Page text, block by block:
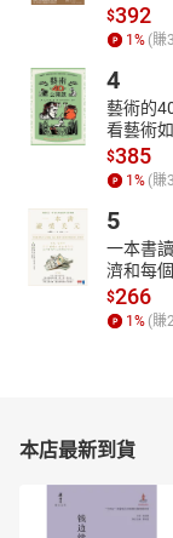
$392
1% (賺3
4
藝術的
看藝術
$385
1% (賺3
5
一本書
濟和每
$266
1% (賺2
本店最新到貨